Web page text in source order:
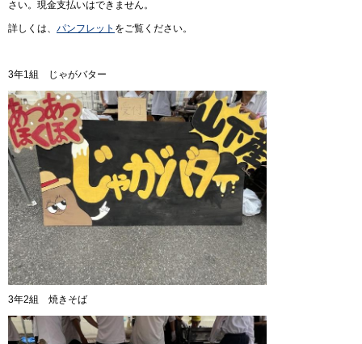
さい。現金支払いはできません。
詳しくは、 パンフレット をご覧ください。
3年1組 じゃがバター
3年2組 焼きそば